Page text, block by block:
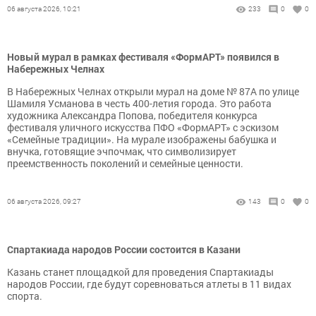
06 августа 2026, 10:21 233 0 0
Новый мурал в рамках фестиваля «ФормАРТ» появился в
Набережных Челнах
В Набережных Челнах открыли мурал на доме № 87А по улице
Шамиля Усманова в честь 400-летия города. Это работа
художника Александра Попова, победителя конкурса
фестиваля уличного искусства ПФО «ФормАРТ» с эскизом
«Семейные традиции». На мурале изображены бабушка и
внучка, готовящие эчпочмак, что символизирует
преемственность поколений и семейные ценности.
06 августа 2026, 09:27 143 0 0
Спартакиада народов России состоится в Казани
Казань станет площадкой для проведения Спартакиады
народов России, где будут соревноваться атлеты в 11 видах
спорта.